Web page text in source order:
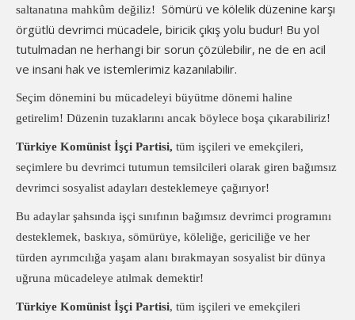
saltanatına mahkûm değiliz! Sömürü ve kölelik düzenine karşı
örgütlü devrimci mücadele, biricik çıkış yolu budur! Bu yol
tutulmadan ne herhangi bir sorun çözülebilir, ne de en acil
ve insani hak ve istemlerimiz kazanılabilir.
Seçim dönemini bu mücadeleyi büyütme dönemi haline
getirelim! Düzenin tuzaklarını ancak böylece boşa çıkarabiliriz!
Türkiye Komünist İşçi Partisi, tüm işçileri ve emekçileri,
seçimlere bu devrimci tutumun temsilcileri olarak giren bağımsız
devrimci sosyalist adayları desteklemeye çağırıyor!
Bu adaylar şahsında işçi sınıfının bağımsız devrimci programını
desteklemek, baskıya, sömürüye, köleliğe, gericiliğe ve her
türden ayrımcılığa yaşam alanı bırakmayan sosyalist bir dünya
uğruna mücadeleye atılmak demektir!
Türkiye Komünist İşçi Partisi, tüm işçileri ve emekçileri